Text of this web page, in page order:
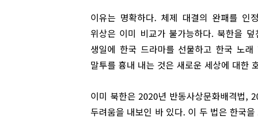
이유는 명확하다. 체제 대결의 완패를 인
위상은 이미 비교가 불가능하다. 북한을
생일에 한국 드라마를 선물하고 한국 노
말투를 흉내 내는 것은 새로운 세상에 대한
이미 북한은 2020년 반동사상문화배격법,
두려움을 내보인 바 있다. 이 두 법은 한국